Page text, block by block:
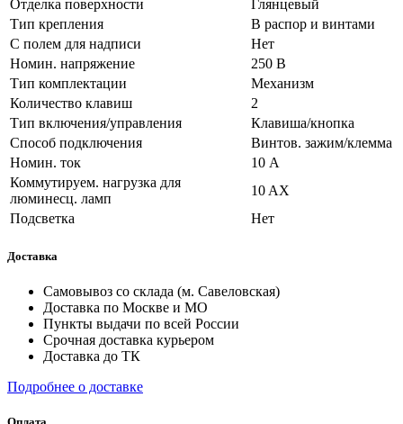
Отделка поверхности
Глянцевый
Тип крепления
В распор и винтами
С полем для надписи
Нет
Номин. напряжение
250 В
Тип комплектации
Механизм
Количество клавиш
2
Тип включения/управления
Клавиша/кнопка
Способ подключения
Винтов. зажим/клемма
Номин. ток
10 А
Коммутируем. нагрузка для
люминесц. ламп
10 AX
Подсветка
Нет
Доставка
Самовывоз со склада (м. Савеловская)
Доставка по Москве и МО
Пункты выдачи по всей России
Срочная доставка курьером
Доставка до ТК
Подробнее о доставке